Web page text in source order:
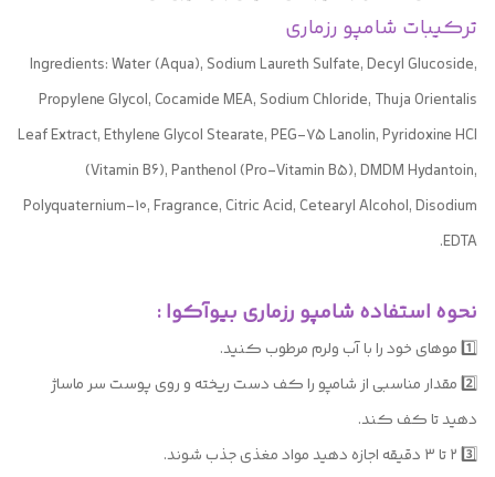
ترکیبات شامپو رزماری
Ingredients: Water (Aqua), Sodium Laureth Sulfate, Decyl Glucoside,
Propylene Glycol, Cocamide MEA, Sodium Chloride, Thuja Orientalis
Leaf Extract, Ethylene Glycol Stearate, PEG-75 Lanolin, Pyridoxine HCl
(Vitamin B6), Panthenol (Pro-Vitamin B5), DMDM Hydantoin,
Polyquaternium-10, Fragrance, Citric Acid, Cetearyl Alcohol, Disodium
EDTA.
نحوه استفاده شامپو رزماری بیوآکوا :
1️⃣ موهای خود را با آب ولرم مرطوب کنید.
2️⃣ مقدار مناسبی از شامپو را کف دست ریخته و روی پوست سر ماساژ
دهید تا کف کند.
3️⃣ ۲ تا ۳ دقیقه اجازه دهید مواد مغذی جذب شوند.